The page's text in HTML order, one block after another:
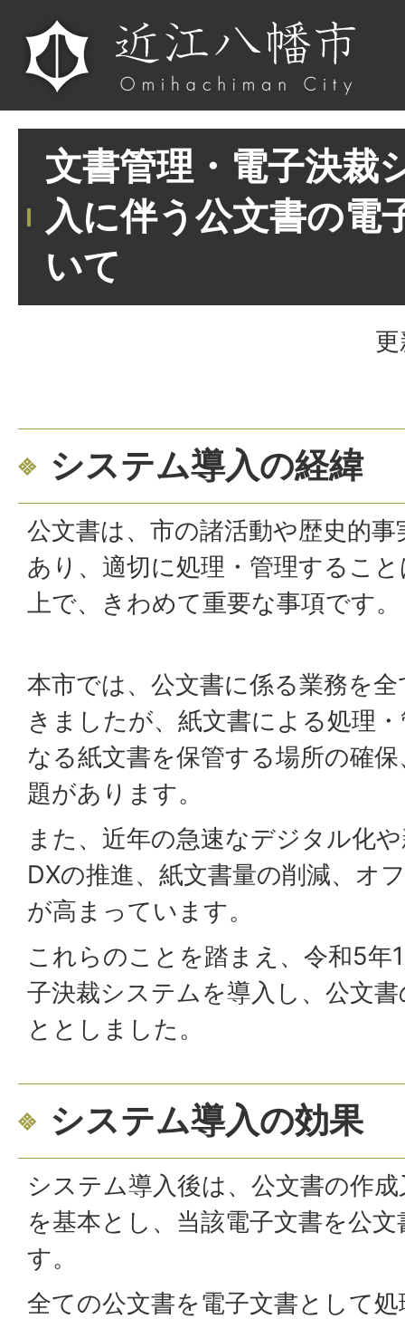
文書管理・電子決裁
入に伴う公文書の電
いて
システム導入の経緯
公文書は、市の諸活動や歴史的
あり、適切に処理・管理するこ
上で、きわめて重要な事項です。
本市では、公文書に係る業務を
きましたが、紙文書による処理
なる紙文書を保管する場所の確
題があります。
また、近年の急速なデジタル化
DXの推進、紙文書量の削減、オ
が高まっています。
これらのことを踏まえ、令和5年
子決裁システムを導入し、公文
ととしました。
システム導入の効果
システム導入後は、公文書の作
を基本とし、当該電子文書を公
す。
全ての公文書を電子文書として